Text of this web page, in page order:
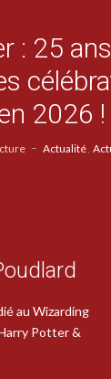
: 25
2026 !
Actualité
au Wizarding
Potter &